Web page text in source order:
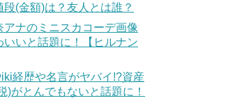
段(金額)は？友人とは誰？
アナのミニスカコーデ画像
いいと話題に！【ヒルナン
経歴や名言がヤバイ!?資産
)がとんでもないと話題に！